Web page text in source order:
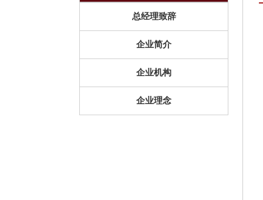
总经理致辞
企业简介
企业机构
企业理念